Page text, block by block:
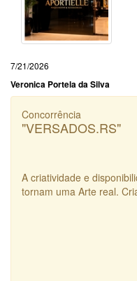
7/21/2026
Veronica Portela da Silva
Concorrência
"VERSADOS.RS"
A criatividade e
tornam uma Arte real.